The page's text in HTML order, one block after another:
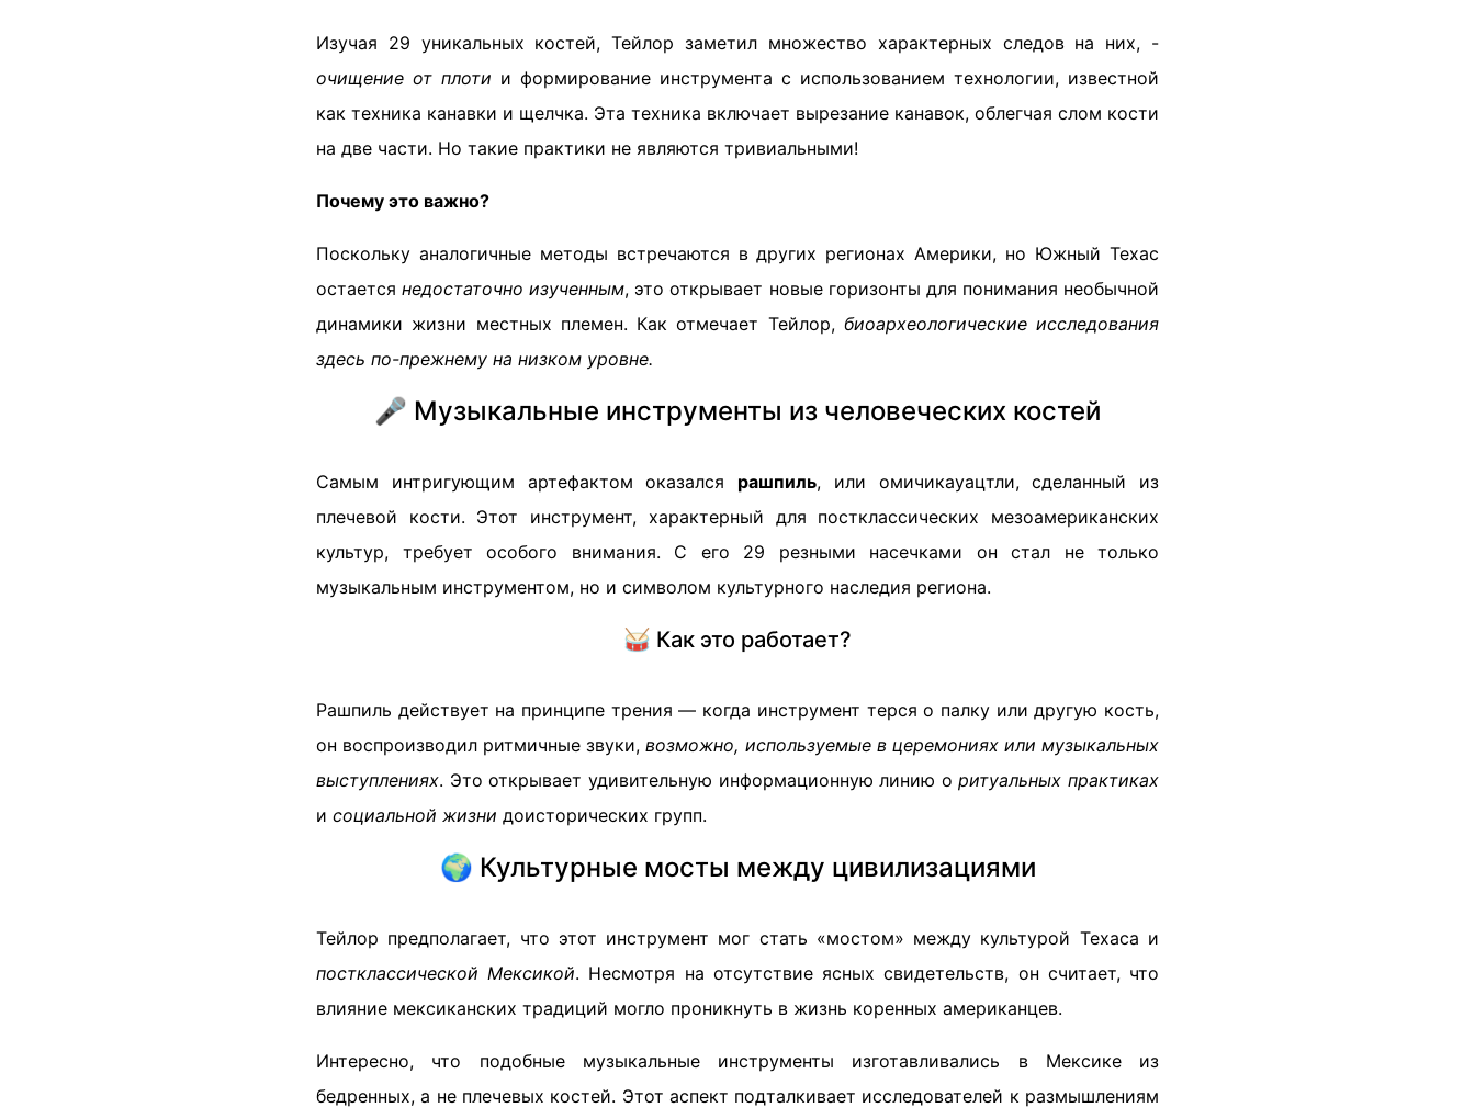
Изучая 29 уникальных костей, Тейлор заметил множество характерных следов на них, -
очищение от плоти и формирование инструмента с использованием технологии, известной
как техника канавки и щелчка. Эта техника включает вырезание канавок, облегчая слом кости
на две части. Но такие практики не являются тривиальными!
Почему это важно?
Поскольку аналогичные методы встречаются в других регионах Америки, но Южный Техас
остаетсянедостаточно изученным, это открывает новые горизонты для понимания необычной
динамики жизни местных племен. Как отмечает Тейлор, биоархеологические исследования
здесь по-прежнему на низком уровне.
🎤 Музыкальные инструменты из человеческих костей
Самым интригующим артефактом оказался рашпиль, или омичикауацтли, сделанный из
плечевой кости. Этот инструмент, характерный для постклассических мезоамериканских
культур, требует особого внимания. С его 29 резными насечками он стал не только
музыкальным инструментом, но и символом культурного наследия региона.
🥁 Как это работает?
Рашпиль действует на принципе трения — когда инструмент терся о палку или другую кость,
он воспроизводил ритмичные звуки,возможно, используемые в церемониях или музыкальных
выступлениях. Это открывает удивительную информационную линию оритуальных практиках
и социальной жизни доисторических групп.
🌍 Культурные мосты между цивилизациями
Тейлор предполагает, что этот инструмент мог стать «мостом» между культурой Техаса и
постклассической Мексикой. Несмотря на отсутствие ясных свидетельств, он считает, что
влияние мексиканских традиций могло проникнуть в жизнь коренных американцев.
Интересно, что подобные музыкальные инструменты изготавливались в Мексике из
бедренных, а не плечевых костей. Этот аспект подталкивает исследователей к размышлениям